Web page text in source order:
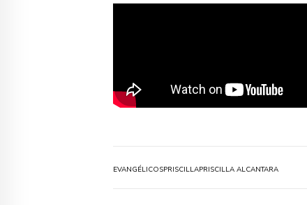
EVANGÉLICOSPRISCILLAPRISCILLA ALCANTARA